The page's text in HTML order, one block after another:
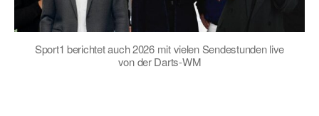
Sport1 berichtet auch 2026 mit vielen Sendestunden live
von der Darts-WM